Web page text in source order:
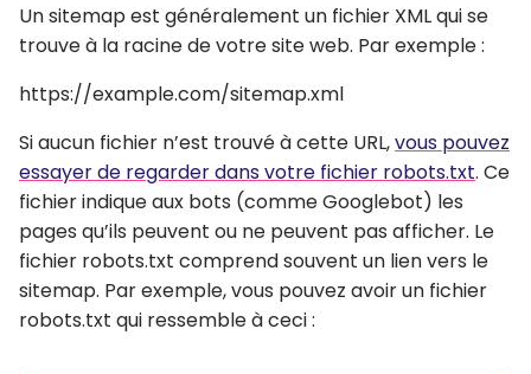
Un sitemap est généralement un fichier XML qui se
trouve à la racine de votre site web. Par exemple :
https://example.com/sitemap.xml
Si aucun fichier n’est trouvé à cette URL,vous pouvez
essayer de regarder dans votre fichier robots.txt. Ce
fichier indique aux bots (comme Googlebot) les
pages qu’ils peuvent ou ne peuvent pas afficher. Le
fichier robots.txt comprend souvent un lien vers le
sitemap. Par exemple, vous pouvez avoir un fichier
robots.txt qui ressemble à ceci :